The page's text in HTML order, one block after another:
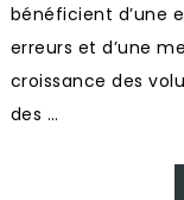
bénéficient d’une
erreurs et d’une
croissance des
des …